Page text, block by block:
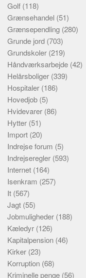
Golf (118)
Grænsehandel (51)
Grænsependling (280)
Grunde jord (703)
Grundskoler (219)
Håndværksarbejde (42)
Helårsboliger (339)
Hospitaler (186)
Hovedjob (5)
Hvidevarer (86)
Hytter (51)
Import (20)
Indrejse forum (5)
Indrejseregler (593)
Internet (164)
Isenkram (257)
It (567)
Jagt (55)
Jobmuligheder (188)
Kæledyr (126)
Kapitalpension (46)
Kirker (23)
Korruption (68)
Kriminelle penge (56)